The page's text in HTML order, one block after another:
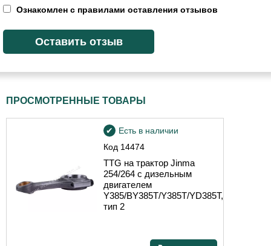
Ознакомлен с правилами оставления отзывов
ПРОСМОТРЕННЫЕ ТОВАРЫ
Код 14474
Есть в наличии
TTG на трактор Jinma
254/264 с дизельным
двигателем
Y385/BY385T/Y385T/YD385T,
тип 2